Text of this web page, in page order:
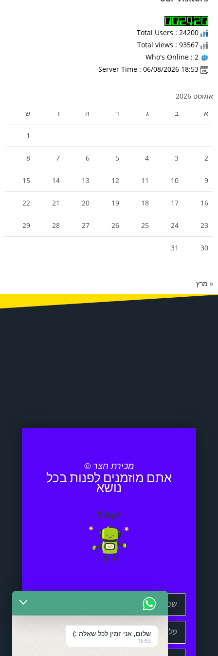
אוגוסט 2026
א
ב ג ד ה ו ש
1
2
3
4
5
6
7
8
9
10
11
12
13
14
15
16
17
18
19
20
21
22
23
24
25
26
27
28
29
30
31
« מרץ
מכירת חצר ©
אתם מוזמנים לפנות בכל
נושא
שלום, אני זמין לכל שאלה :)
16:53